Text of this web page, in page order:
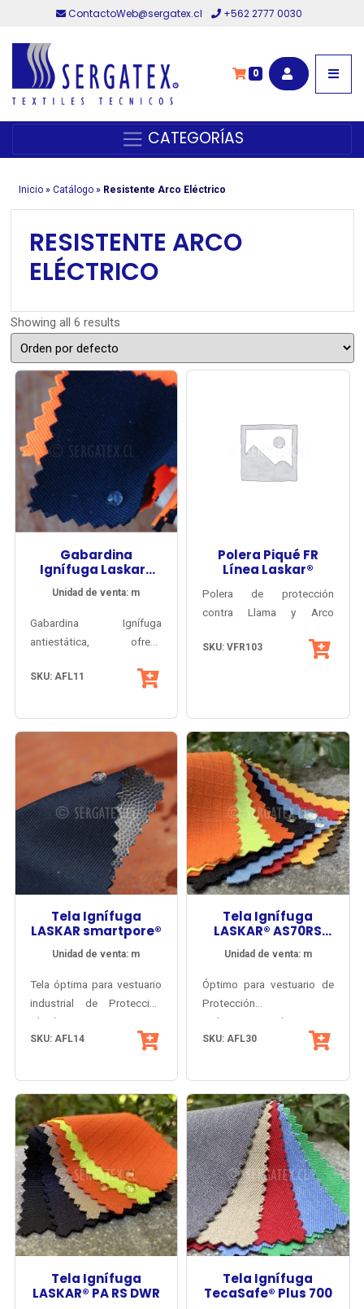
ContactoWeb@sergatex.cl +562 2777 0030
0
CATEGORÍAS
Inicio» Catálogo» Resistente Arco Eléctrico
RESISTENTE ARCO
ELÉCTRICO
Showing all 6 results
Gabardina
Ignífuga Laskar®
DWR TW
Unidad de venta: m
Gabardina Ignífuga
antiestática, ofrece
para confección de
Arco Eléctrico, control de
estática, protección solar y
resistencia a las
salpicaduras de ácidos.
Propiedades inherentes, no
se degradan.
SKU: AFL11
Polera Piqué FR
Línea Laskar®
Polera de protección
contra Llama y Arco
antiflama y antiestático
al arco eléctrico.
SKU: VFR103
Tela Ignífuga
LASKAR smartpore®
Unidad de venta: m
Tela óptima para vestuario
industrial de Protección
Climática, Fuego Repentino
y Arco Eléctrico.
antiestático.
SKU: AFL14
Tela Ignífuga
LASKAR® AS70RS
DWR
Unidad de venta: m
Óptimo para vestuario de
Protección
Multiriesgos/Multinorma
(Europa + USA), máxima
durabilidad: Fuego
Repentino + Arco Eléctrico
+ Antiestático + Radiación
Solar + Penetración de
Ácidos. ATPV 10 cal/cm2.
SKU: AFL30
Tela Ignífuga
LASKAR® PA RS DWR
Tela Ignífuga
TecaSafe® Plus 700